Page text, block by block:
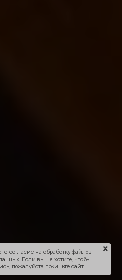
согласие на обработку файлов
Если вы не хотите, чтобы
пожалуйста покиньте сайт.